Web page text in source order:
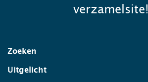
verzamelsite!
Zoeken
Uitgelicht